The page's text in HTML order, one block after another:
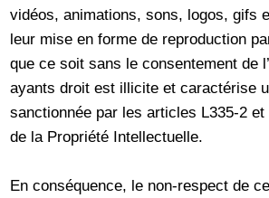
vidéos, animations, sons, logos, gifs
leur mise en forme de reproduction
que ce soit sans le consentement de
ayants droit est illicite et caractérise
sanctionnée par les articles L335-2
de la Propriété Intellectuelle.
En conséquence, le non-respect de